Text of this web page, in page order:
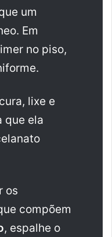
um
Em
no piso,
lixe e
que ela
os
compõem
, espalhe o